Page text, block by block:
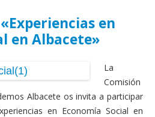
en
en Albacete»
La
Comisión
Albacete os invita a participar
en Economía Social en